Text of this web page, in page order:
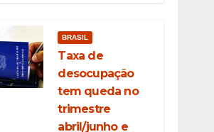
BRASIL
Taxa de
desocupação
tem queda no
trimestre
abril/junho e